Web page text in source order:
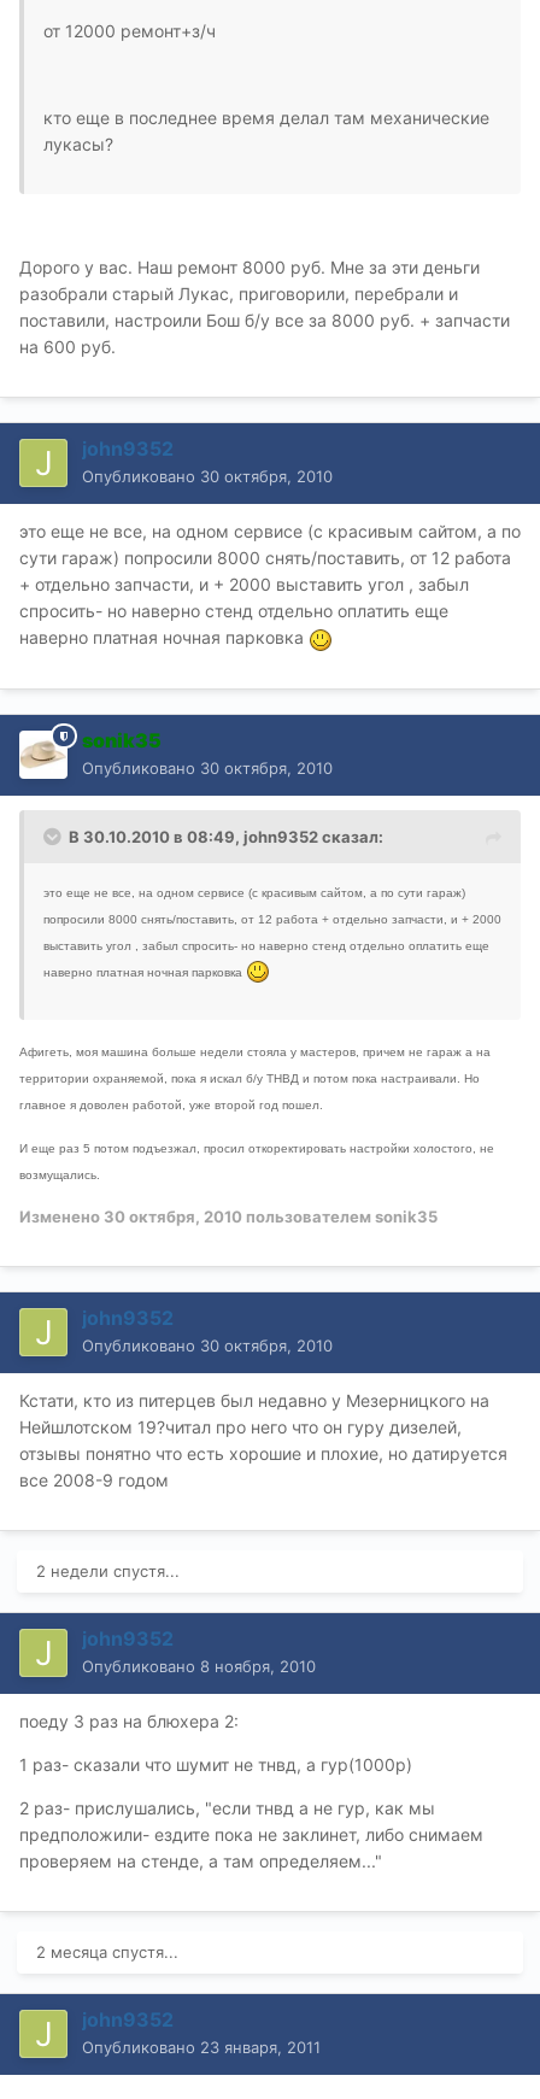
от 12000 ремонт+з/ч
кто еще в последнее время делал там механические
лукасы?
Дорого у вас. Наш ремонт 8000 руб. Мне за эти деньги
разобрали старый Лукас, приговорили, перебрали и
поставили, настроили Бош б/у все за 8000 руб. + запчасти
на 600 руб.
john9352
Опубликовано 30 октября, 2010
это еще не все, на одном сервисе (с красивым сайтом, а по
сути гараж) попросили 8000 снять/поставить, от 12 работа
+ отдельно запчасти, и + 2000 выставить угол , забыл
спросить- но наверно стенд отдельно оплатить еще
наверно платная ночная парковка
sonik35
Опубликовано 30 октября, 2010
В 30.10.2010 в 08:49, john9352 сказал:
это еще не все, на одном сервисе (с красивым сайтом, а по сути гараж)
попросили 8000 снять/поставить, от 12 работа + отдельно запчасти, и + 2000
выставить угол , забыл спросить- но наверно стенд отдельно оплатить еще
наверно платная ночная парковка
Афигеть, моя машина больше недели стояла у мастеров, причем не гараж а на
территории охраняемой, пока я искал б/у ТНВД и потом пока настраивали. Но
главное я доволен работой, уже второй год пошел.
И еще раз 5 потом подъезжал, просил откоректировать настройки холостого, не
возмущались.
Изменено 30 октября, 2010 пользователем sonik35
john9352
Опубликовано 30 октября, 2010
Кстати, кто из питерцев был недавно у Мезерницкого на
Нейшлотском 19?читал про него что он гуру дизелей,
отзывы понятно что есть хорошие и плохие, но датируется
все 2008-9 годом
2 недели спустя...
john9352
Опубликовано 8 ноября, 2010
поеду 3 раз на блюхера 2:
1 раз- сказали что шумит не тнвд, а гур(1000р)
2 раз- прислушались, "если тнвд а не гур, как мы
предположили- ездите пока не заклинет, либо снимаем
проверяем на стенде, а там определяем..."
2 месяца спустя...
john9352
Опубликовано 23 января, 2011